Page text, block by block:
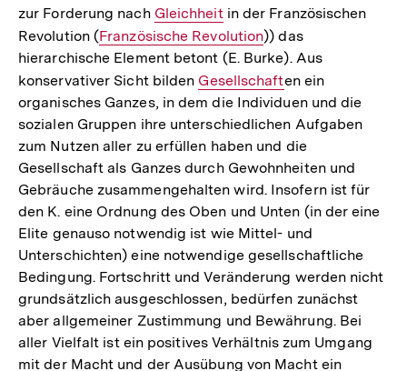
zur Forderung nach Interner
Link:
Gleichheitin der Französischen
Revolution (Interner
Link:
Französische Revolution)) das
hierarchische Element betont (E. Burke). Aus
konservativer Sicht bilden Interner
Link:
Gesellschaften ein
organisches Ganzes, in dem die Individuen und die
sozialen Gruppen ihre unterschiedlichen Aufgaben
zum Nutzen aller zu erfüllen haben und die
Gesellschaft als Ganzes durch Gewohnheiten und
Gebräuche zusammengehalten wird. Insofern ist für
den K. eine Ordnung des Oben und Unten (in der eine
Elite genauso notwendig ist wie Mittel- und
Unterschichten) eine notwendige gesellschaftliche
Bedingung. Fortschritt und Veränderung werden nicht
grundsätzlich ausgeschlossen, bedürfen zunächst
aber allgemeiner Zustimmung und Bewährung. Bei
aller Vielfalt ist ein positives Verhältnis zum Umgang
mit der Macht und der Ausübung von Macht ein